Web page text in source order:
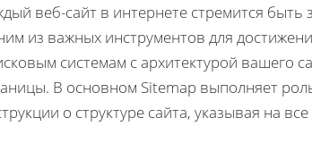
веб-сайт в интернете стремится
из важных инструментов для
системам с архитектурой вашего
В основном Sitemap выполняет
о структуре сайта, указывая на